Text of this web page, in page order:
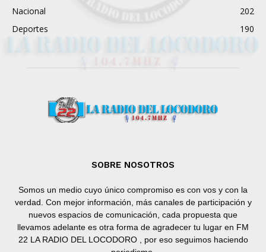
Nacional
202
Deportes
190
SOBRE NOSOTROS
Somos un medio cuyo único compromiso es con vos y con la
verdad. Con mejor información, más canales de participación y
nuevos espacios de comunicación, cada propuesta que
llevamos adelante es otra forma de agradecer tu lugar en FM
22 LA RADIO DEL LOCODORO , por eso seguimos haciendo